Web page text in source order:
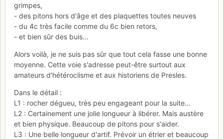
grimpes,
- des pitons hors d'âge et des plaquettes toutes neuves
- du 4c très facile comme du 6c bien retors,
- et bien sûr des buis…
Alors voilà, je ne suis pas sûr que tout cela fasse une bonne
moyenne. Cette voie s'adresse peut-être surtout aux
amateurs d'hétéroclisme et aux historiens de Presles.
Dans le détail :
L1 : rocher dégueu, très peu engageant pour la suite…
L2 : Certainement une jolie longueur à libérer. Mais austère
et bien physique. Beaucoup de pitons pour s'aider.
L3 : Une belle longueur d'artif. Prévoir un étrier et beaucoup